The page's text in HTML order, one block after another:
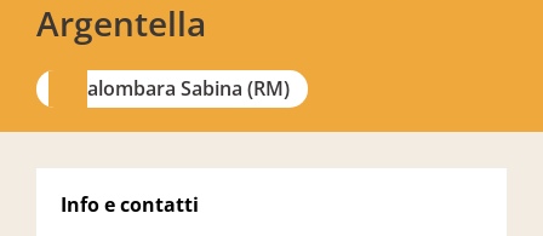
Argentella
Palombara Sabina (RM)
Info e contatti